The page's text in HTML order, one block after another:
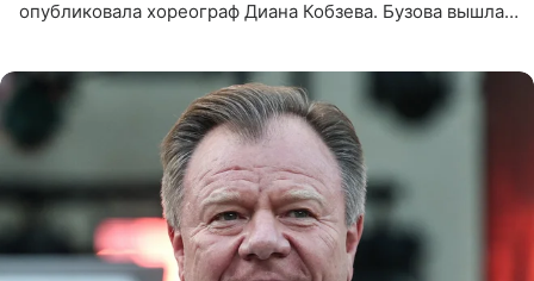
опубликовала хореограф Диана Кобзева. Бузова вышла